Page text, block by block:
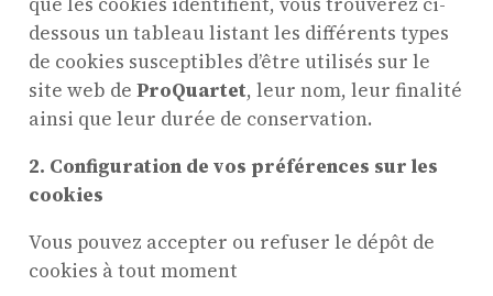
dessous un tableau listant les différents types
de cookies susceptibles d’être utilisés sur le
site web deProQuartet, leur nom, leur finalité
ainsi que leur durée de conservation.
2. Configuration de vos préférences sur les
cookies
Vous pouvez accepter ou refuser le dépôt de
cookies à tout moment